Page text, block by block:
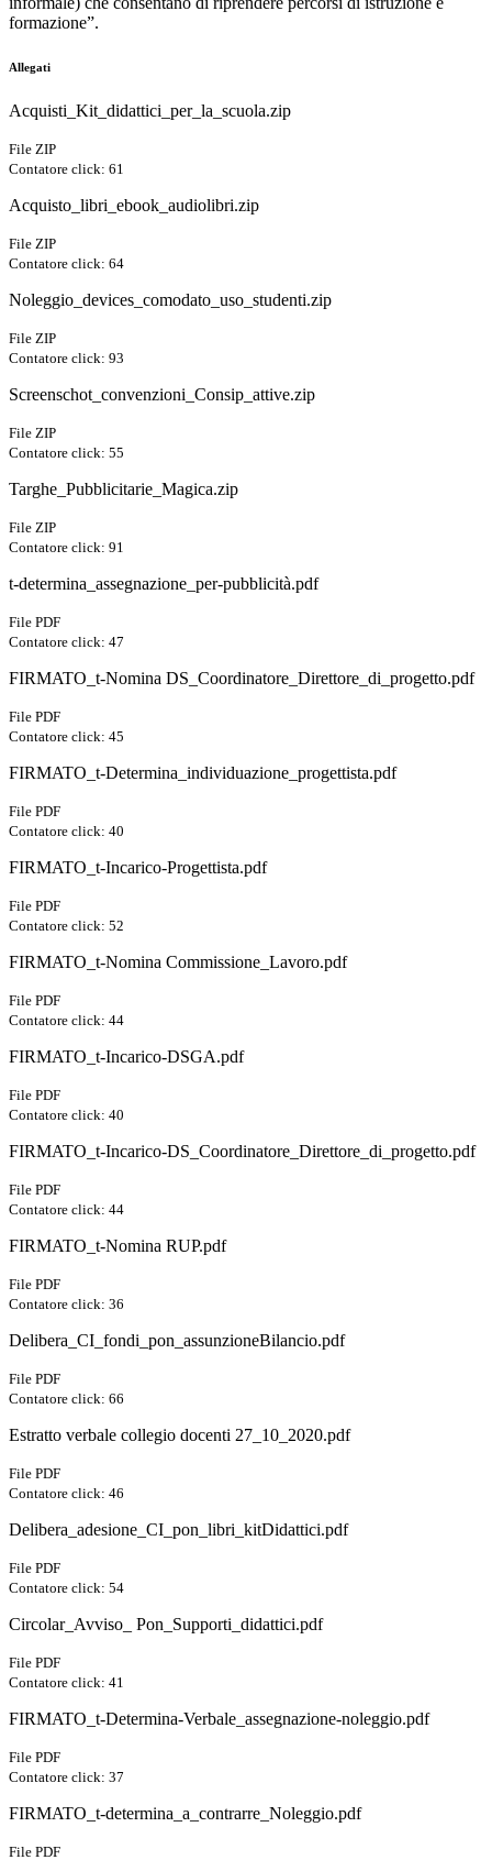
formazione”.
Allegati
Acquisti_Kit_didattici_per_la_scuola.zip
File ZIP
Contatore click: 61
Acquisto_libri_ebook_audiolibri.zip
File ZIP
Contatore click: 64
Noleggio_devices_comodato_uso_studenti.zip
File ZIP
Contatore click: 93
Screenschot_convenzioni_Consip_attive.zip
File ZIP
Contatore click: 55
Targhe_Pubblicitarie_Magica.zip
File ZIP
Contatore click: 91
t-determina_assegnazione_per-pubblicità.pdf
File PDF
Contatore click: 47
FIRMATO_t-Nomina DS_Coordinatore_Direttore_di_progetto.pdf
File PDF
Contatore click: 45
FIRMATO_t-Determina_individuazione_progettista.pdf
File PDF
Contatore click: 40
FIRMATO_t-Incarico-Progettista.pdf
File PDF
Contatore click: 52
FIRMATO_t-Nomina Commissione_Lavoro.pdf
File PDF
Contatore click: 44
FIRMATO_t-Incarico-DSGA.pdf
File PDF
Contatore click: 40
FIRMATO_t-Incarico-DS_Coordinatore_Direttore_di_progetto.pdf
File PDF
Contatore click: 44
FIRMATO_t-Nomina RUP.pdf
File PDF
Contatore click: 36
Delibera_CI_fondi_pon_assunzioneBilancio.pdf
File PDF
Contatore click: 66
Estratto verbale collegio docenti 27_10_2020.pdf
File PDF
Contatore click: 46
Delibera_adesione_CI_pon_libri_kitDidattici.pdf
File PDF
Contatore click: 54
Circolar_Avviso_ Pon_Supporti_didattici.pdf
File PDF
Contatore click: 41
FIRMATO_t-Determina-Verbale_assegnazione-noleggio.pdf
File PDF
Contatore click: 37
FIRMATO_t-determina_a_contrarre_Noleggio.pdf
File PDF